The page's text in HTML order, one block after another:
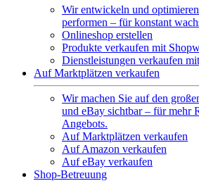
Wir entwickeln und
performen – für konstant
Onlineshop erstellen
Produkte verkaufen mit
Dienstleistungen verkaufen
Auf Marktplätzen verkaufen
Wir machen Sie auf den
und eBay sichtbar – für mehr
Angebots.
Auf Marktplätzen verkaufen
Auf Amazon verkaufen
Auf eBay verkaufen
Shop-Betreuung